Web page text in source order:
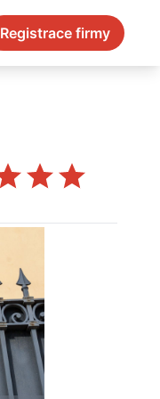
Registrace firmy